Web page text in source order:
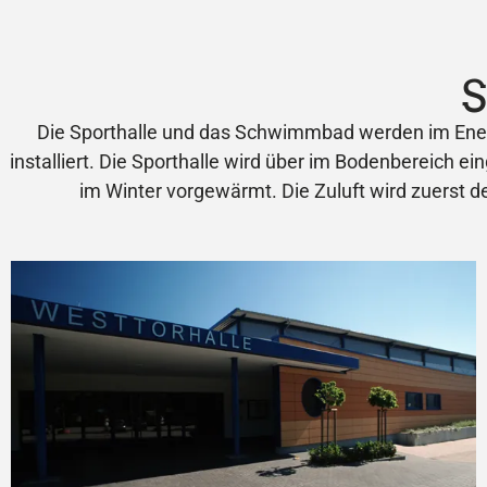
Die Sporthalle und das Schwimmbad werden im
installiert. Die Sporthalle wird über im Bodenbereich
im Winter vorgewärmt. Die Zuluft wird zuerst